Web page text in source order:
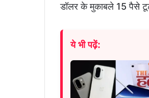
डॉलर के मुकाबले 15 पैसे
ये भी पढ़ें: